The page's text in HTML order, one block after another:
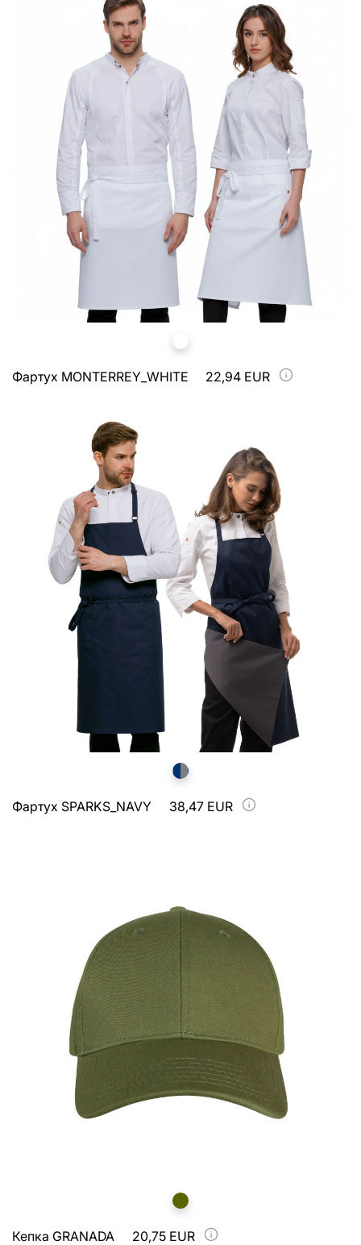
Фартух MONTERREY_WHITE 22,94 EUR
Фартух SPARKS_NAVY 38,47 EUR
Кепка GRANADA 20,75 EUR